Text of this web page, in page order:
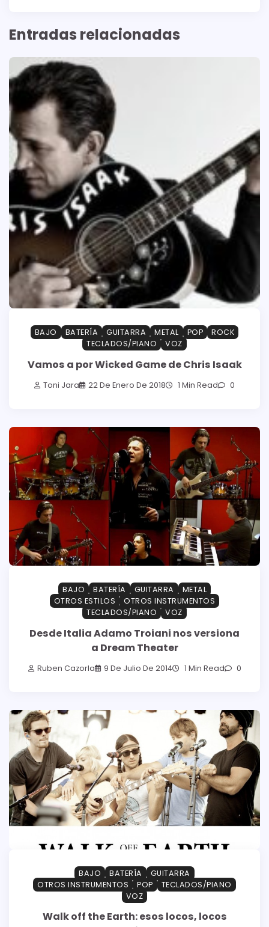
Entradas relacionadas
BAJO BATERÍA GUITARRA METAL POP
ROCK
TECLADOS/PIANO
VOZ
Vamos a por Wicked Game de Chris Isaak
Toni Jara 22 De Enero De 2018 1 Min Read 0
BAJO BATERÍA GUITARRA
METAL
OTROS ESTILOS
OTROS INSTRUMENTOS
TECLADOS/PIANO
VOZ
Desde Italia Adamo Troiani nos versiona
a Dream Theater
Ruben Cazorla 9 De Julio De 2014 1 Min Read 0
BAJO BATERÍA
GUITARRA
OTROS INSTRUMENTOS
POP
TECLADOS/PIANO
VOZ
Walk off the Earth: esos locos, locos